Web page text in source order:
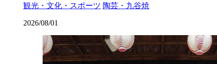
観光・文化・スポーツ 陶芸・九谷焼
2026/08/01